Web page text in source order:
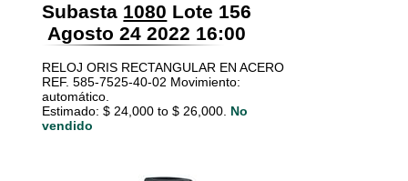
Subasta 1080 Lote 156
Agosto 24 2022 16:00
RELOJ ORIS RECTANGULAR EN ACERO
REF. 585-7525-40-02 Movimiento:
automático.
Estimado: $ 24,000 to $ 26,000. No
vendido